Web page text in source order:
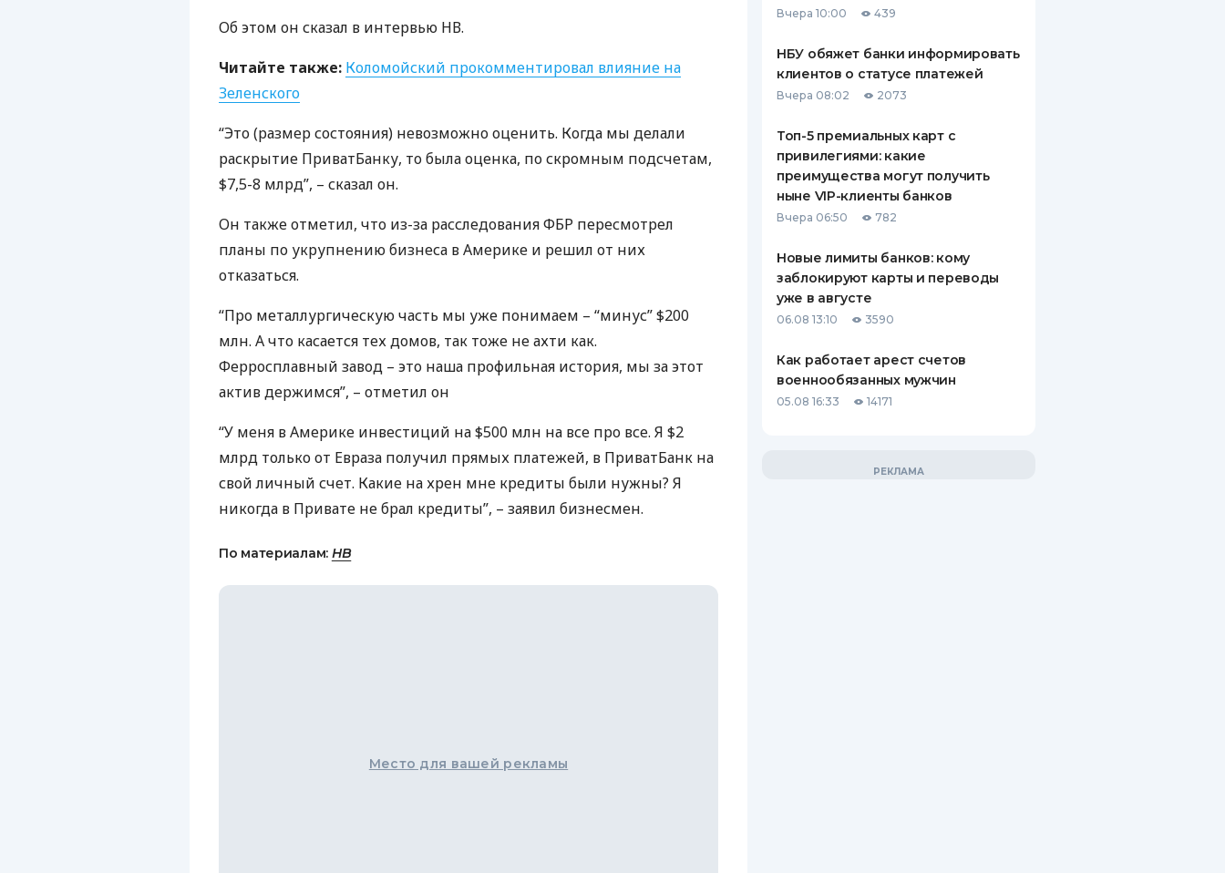
СТРАХОВАНИЮ
ВСЕ СТРАХОВЫЕ ПОЛИСЫ
ОТЗЫВЫ О СТРАХОВЫХ
КОМПАНИЯХ
Об этом он сказал в интервью НВ.
Читайте также: Коломойский прокомментировал влияние на
Зеленского
“Это (размер состояния) невозможно оценить. Когда мы делали
раскрытие ПриватБанку, то была оценка, по скромным подсчетам,
$7,5-8 млрд”, – сказал он.
Он также отметил, что из-за расследованияФБР пересмотрел
планы по укрупнению бизнеса в Америке и решил от них
отказаться.
“Про металлургическую часть мы уже понимаем – “минус” $200
млн. А что касается тех домов, так тоже не ахти как.
Ферросплавный завод – это наша профильная история, мы за этот
актив держимся”, – отметил он
“У меня в Америке инвестиций на $500 млн на все про все. Я $2
млрд только от Евраза получил прямых платежей, в ПриватБанк на
свой личный счет. Какие на хрен мне кредиты были нужны? Я
никогда в Привате не брал кредиты”, – заявил бизнесмен.
По материалам: НВ
Место для вашей рекламы
Вчера 10:00 439
НБУ обяжет банки информировать
клиентов о статусе платежей
Вчера 08:02 2073
Топ-5 премиальных карт с
привилегиями: какие
преимущества могут получить
ныне VIP-клиенты банков
Вчера 06:50 782
Новые лимиты банков: кому
заблокируют карты и переводы
уже в августе
06.08 13:10 3590
Как работает арест счетов
военнообязанных мужчин
05.08 16:33 14171